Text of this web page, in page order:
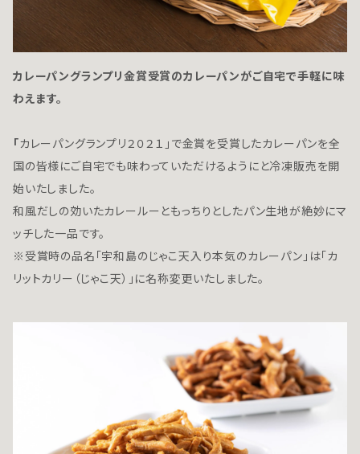
カレーパングランプリ金賞受賞のカレーパンがご自宅で手軽に味
わえます。
「カレーパングランプリ２０２１」で金賞を受賞したカレーパンを全
国の皆様にご自宅でも味わっていただけるようにと冷凍販売を開
始いたしました。
和風だしの効いたカレールーともっちりとしたパン生地が絶妙にマ
ッチした一品です。
※受賞時の品名「宇和島のじゃこ天入り本気のカレーパン」は「カ
リットカリー（じゃこ天）」に名称変更いたしました。